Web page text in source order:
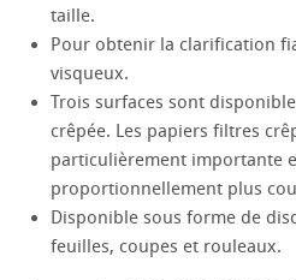
taille.
Pour obtenir la clarification
visqueux.
Trois surfaces sont
crêpée. Les papiers filtres
particulièrement importante
proportionnellement plus
Disponible sous forme de
feuilles, coupes et rouleaux.